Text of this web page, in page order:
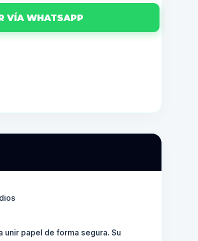
VÍA WHATSAPP
unir papel de forma segura. Su